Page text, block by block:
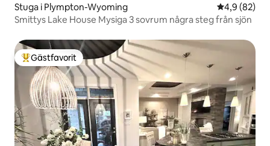
Stuga i Plympton-Wyoming 4,9 av 5 i
4,9 (82)
Smittys Lake House Mysiga 3 sovrum några steg från sjön
Populär gästfavorit
Gästfavorit